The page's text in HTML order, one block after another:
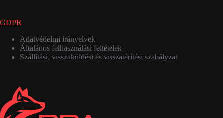
GDPR
Adatvédelmi irányelvek
Általános felhasználási feltételek
Szállítási, visszaküldési és visszatérítési szabályzat